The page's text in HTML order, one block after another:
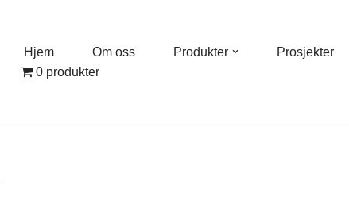
Hjem Om oss Produkter Prosjekter
0 produkter